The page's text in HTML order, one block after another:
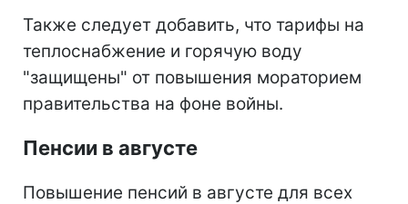
Также следует добавить, что тарифы на
теплоснабжение и горячую воду
"защищены" от повышения мораторием
правительства на фоне войны.
Пенсии в августе
Повышение пенсий в августе для всех